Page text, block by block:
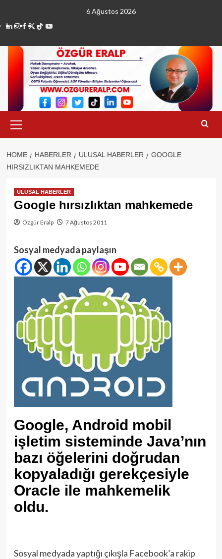
content
6 Ağustos 2026
linkedin
instagram
facebook
twitter
tiktokyoutube
Menu
HOME HABERLER ULUSAL HABERLER
GOOGLE
HIRSIZLIKTAN MAHKEMEDE
ULUSAL HABERLER
Google hırsızlıktan mahkemede
Özgür Eralp 7 Ağustos 2011
Sosyal medyada paylaşın
Google, Android mobil
işletim sisteminde Java’nın
bazı öğelerini doğrudan
kopyaladığı gerekçesiyle
Oracle ile mahkemelik
oldu.
Sosyal medyada yaptığı çıkışla Facebook’a rakip